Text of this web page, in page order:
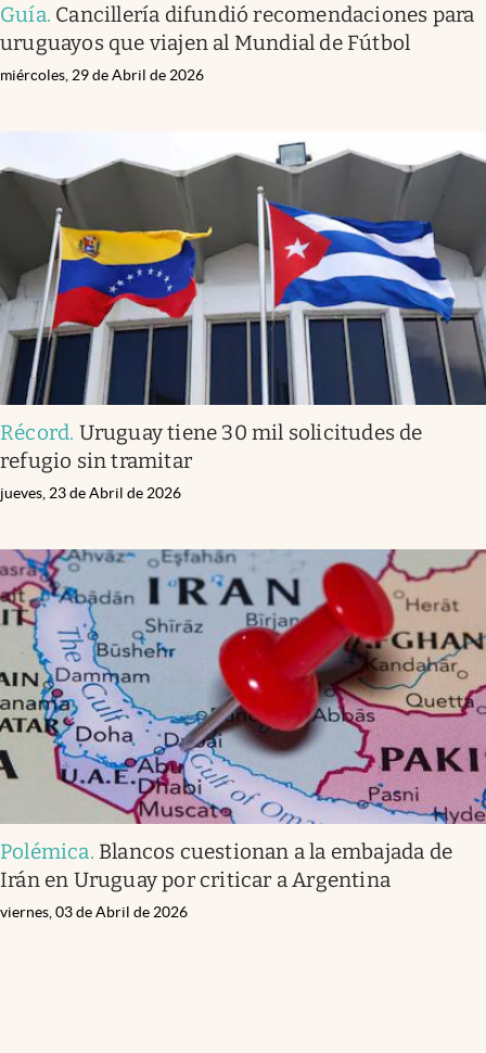
Guía. Cancillería difundió recomendaciones para
uruguayos que viajen al Mundial de Fútbol
miércoles, 29 de Abril de 2026
Récord. Uruguay tiene 30 mil solicitudes de
refugio sin tramitar
jueves, 23 de Abril de 2026
Polémica. Blancos cuestionan a la embajada de
Irán en Uruguay por criticar a Argentina
viernes, 03 de Abril de 2026